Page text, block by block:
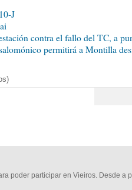
J
contra el fallo del TC, a
permitirá a Montilla
poder participar en Vieiros. Desde a